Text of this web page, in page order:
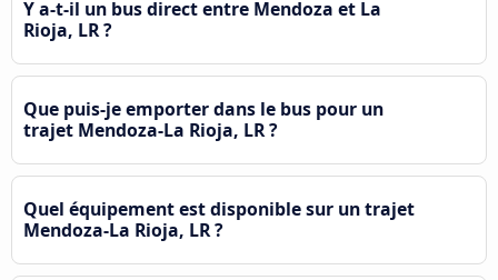
Y a-t-il un bus direct entre Mendoza et La
Rioja, LR ?
Que puis-je emporter dans le bus pour un
trajet Mendoza-La Rioja, LR ?
Quel équipement est disponible sur un trajet
Mendoza-La Rioja, LR ?